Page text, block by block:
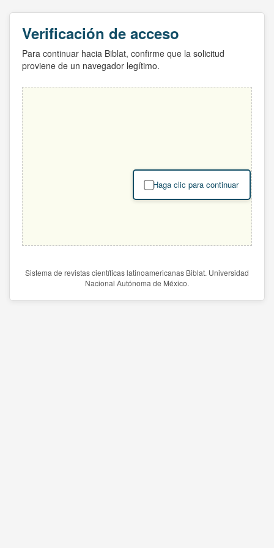
Verificación de acceso
Para continuar hacia Biblat, confirme que la solicitud
proviene de un navegador legítimo.
Haga clic para continuar
Sistema de revistas científicas latinoamericanas Biblat. Universidad
Nacional Autónoma de México.